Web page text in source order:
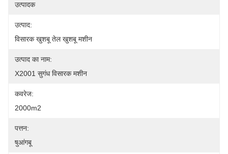
उत्पादक
उत्पाद:
विसारक खुशबू तेल खुशबू मशीन
उत्पाद का नाम:
X2001 सुगंध विसारक मशीन
कवरेज:
2000m2
पत्तन:
षुआंगबू